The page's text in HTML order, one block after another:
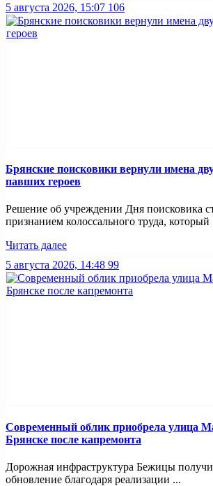
5 августа 2026, 15:07 106
Брянские поисковики вернули имена
павших героев
Решение об учреждении Дня поисковика
признанием колоссального труда, который
Читать далее
5 августа 2026, 14:48 99
Современный облик приобрела улица
Брянске после капремонта
Дорожная инфраструктура Бежицы
обновление благодаря реализации ...